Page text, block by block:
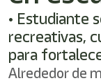
interactuar
con
contenido.
• Estudiante
recreativas,
para
Alrededor de